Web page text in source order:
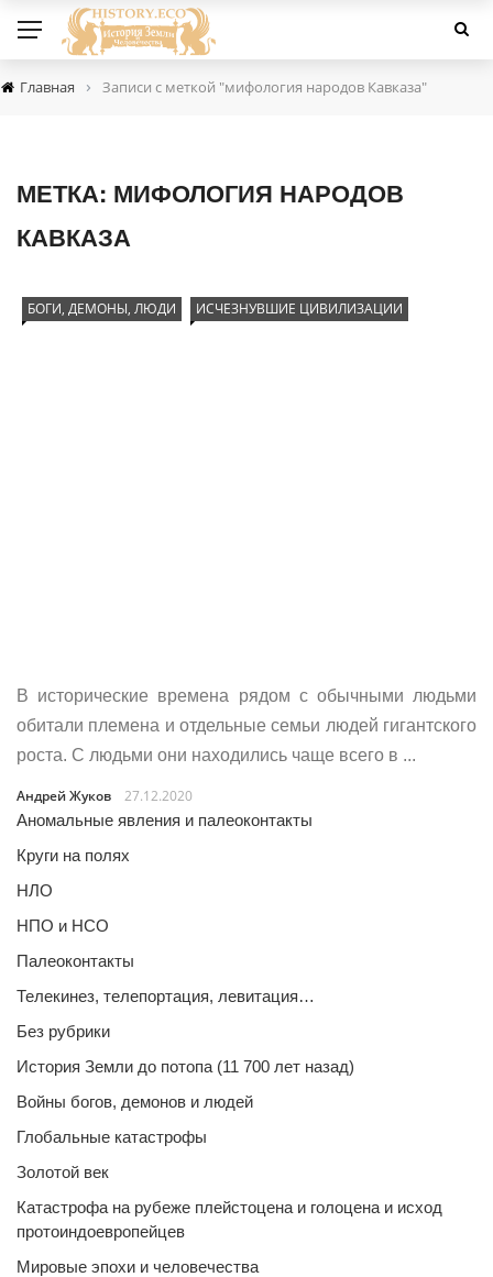
Главная › Записи с меткой "мифология народов Кавказа"
МЕТКА: МИФОЛОГИЯ НАРОДОВ
КАВКАЗА
БОГИ, ДЕМОНЫ, ЛЮДИ ИСЧЕЗНУВШИЕ ЦИВИЛИЗАЦИИ
В исторические времена рядом с обычными людьми
обитали племена и отдельные семьи людей гигантского
роста. С людьми они находились чаще всего в ...
Андрей Жуков
27.12.2020
Аномальные явления и палеоконтакты
Круги на полях
НЛО
НПО и НСО
Палеоконтакты
Телекинез, телепортация, левитация…
Без рубрики
История Земли до потопа (11 700 лет назад)
Войны богов, демонов и людей
Глобальные катастрофы
Золотой век
Катастрофа на рубеже плейстоцена и голоцена и исход
протоиндоевропейцев
Мировые эпохи и человечества